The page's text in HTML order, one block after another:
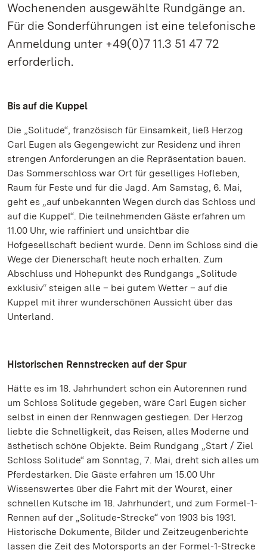
Wochenenden ausgewählte Rundgänge an.
Für die Sonderführungen ist eine telefonische
Anmeldung unter +49(0)7 11.3 51 47 72
erforderlich.
Bis auf die Kuppel
Die „Solitude“, französisch für Einsamkeit, ließ Herzog
Carl Eugen als Gegengewicht zur Residenz und ihren
strengen Anforderungen an die Repräsentation bauen.
Das Sommerschloss war Ort für geselliges Hofleben,
Raum für Feste und für die Jagd. Am Samstag, 6. Mai,
geht es „auf unbekannten Wegen durch das Schloss und
auf die Kuppel“. Die teilnehmenden Gäste erfahren um
11.00 Uhr, wie raffiniert und unsichtbar die
Hofgesellschaft bedient wurde. Denn im Schloss sind die
Wege der Dienerschaft heute noch erhalten. Zum
Abschluss und Höhepunkt des Rundgangs „Solitude
exklusiv“ steigen alle – bei gutem Wetter – auf die
Kuppel mit ihrer wunderschönen Aussicht über das
Unterland.
Historischen Rennstrecken auf der Spur
Hätte es im 18. Jahrhundert schon ein Autorennen rund
um Schloss Solitude gegeben, wäre Carl Eugen sicher
selbst in einen der Rennwagen gestiegen. Der Herzog
liebte die Schnelligkeit, das Reisen, alles Moderne und
ästhetisch schöne Objekte. Beim Rundgang „Start / Ziel
Schloss Solitude“ am Sonntag, 7. Mai, dreht sich alles um
Pferdestärken. Die Gäste erfahren um 15.00 Uhr
Wissenswertes über die Fahrt mit der Wourst, einer
schnellen Kutsche im 18. Jahrhundert, und zum Formel-1-
Rennen auf der „Solitude-Strecke“ von 1903 bis 1931.
Historische Dokumente, Bilder und Zeitzeugenberichte
lassen die Zeit des Motorsports an der Formel-1-Strecke